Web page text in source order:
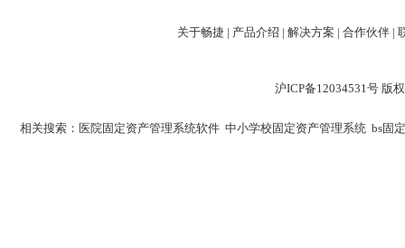
关于畅捷 | 产品介绍 | 解决方案 | 合作伙伴 |
沪ICP备12034531号 版
相关搜索： 医院固定资产管理系统软件 中小学校固定资产管理系统 bs固